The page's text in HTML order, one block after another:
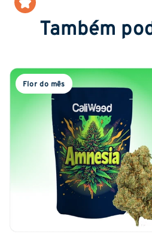
Também
Flor do mês